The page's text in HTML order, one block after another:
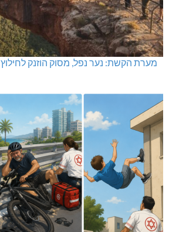
מערת הקשת: נער נפל, מסוק הוזנק לחילוץ